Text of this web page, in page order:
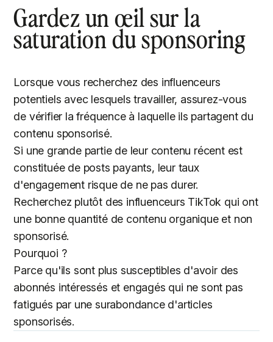
Gardez un œil sur la
saturation du sponsoring
Lorsque vous recherchez des influenceurs
potentiels avec lesquels travailler, assurez-vous
de vérifier la fréquence à laquelle ils partagent du
contenu sponsorisé.
Si une grande partie de leur contenu récent est
constituée de posts payants, leur taux
d'engagement risque de ne pas durer.
Recherchez plutôt des influenceurs TikTok qui ont
une bonne quantité de contenu organique et non
sponsorisé.
Pourquoi ?
Parce qu'ils sont plus susceptibles d'avoir des
abonnés intéressés et engagés qui ne sont pas
fatigués par une surabondance d'articles
sponsorisés.